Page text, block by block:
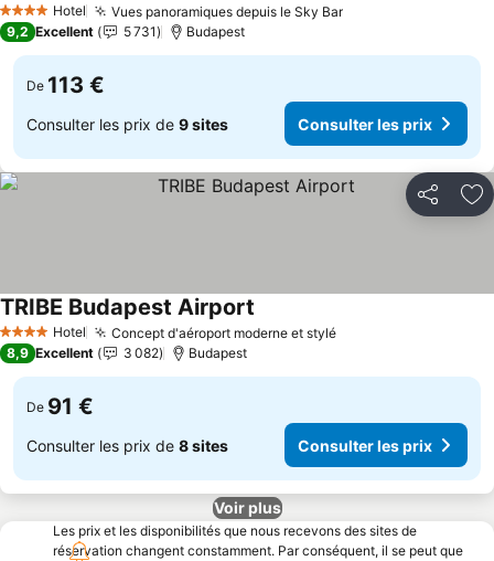
4 Étoiles Hotel Vues panoramiques depuis le Sky BarConsulter les prix
9,2 Excellent 5 731 Budapest
De 113 €
Consulter les prix de 9 sites Consulter les prix
Partager
4 Étoiles Hotel Concept d'aéroport moderne et styléConsulter les prix
TRIBE Budapest Airport
8,9 Excellent 3 082 Budapest
De 91 €
Consulter les prix de 8 sites Consulter les prix
Voir plus
Les prix et les disponibilités que nous recevons des sites de
réservation changent constamment. Par conséquent, il se peut que